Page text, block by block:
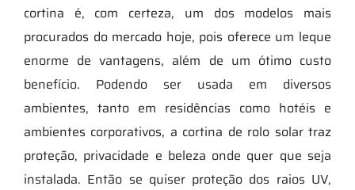
cortina é, com certeza, um dos modelos mais
procurados do mercado hoje, pois oferece um leque
enorme de vantagens, além de um ótimo custo
benefício. Podendo ser usada em diversos
ambientes, tanto em residências como hotéis e
ambientes corporativos, a cortina de rolo solar traz
proteção, privacidade e beleza onde quer que seja
instalada. Então se quiser proteção dos raios UV,